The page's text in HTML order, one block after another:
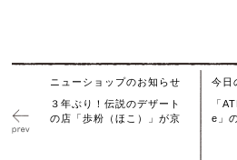
ニューショップのお知らせ
３年ぶり！伝説のデザート
の店「歩粉（ほこ）」が京
今日
「
e」